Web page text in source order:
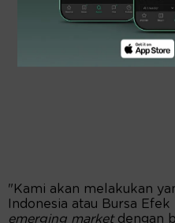
"Kami akan melakukan
Indonesia atau Bursa
emerging marketdengan